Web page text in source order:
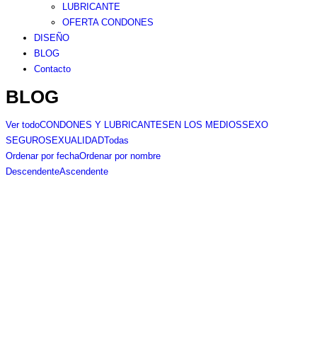
LUBRICANTE
OFERTA CONDONES
DISEÑO
BLOG
Contacto
BLOG
Ver todoCONDONES Y LUBRICANTES EN LOS MEDIOSSEXO
SEGUROSEXUALIDADTodas
Ordenar por fechaOrdenar por nombre
DescendenteAscendente